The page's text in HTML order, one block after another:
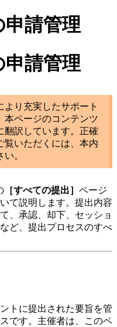
申請管理
申請管理
より充実したサポート
本ページのコンテンツ
翻訳しています。正確
覧いただくには、本内
。
［すべての提出］ ページ
て説明します。提出内容
、承認、却下、セッショ
ど、提出プロセスのすべ
トに提出された要旨を管
です。主催者は、このペ